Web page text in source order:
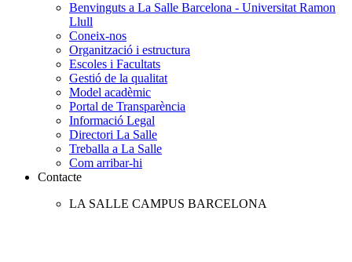
Benvinguts a La Salle Barcelona - Universitat Ramon
Llull
Coneix-nos
Organització i estructura
Escoles i Facultats
Gestió de la qualitat
Model acadèmic
Portal de Transparència
Informació Legal
Directori La Salle
Treballa a La Salle
Com arribar-hi
Contacte
LA SALLE CAMPUS BARCELONA